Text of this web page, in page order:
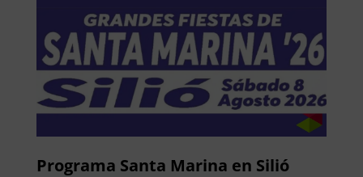
Programa Santa Marina en Silió